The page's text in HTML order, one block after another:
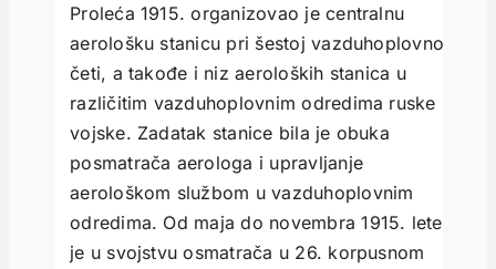
Proleća 1915. organizovao je centralnu
aerološku stanicu pri šestoj vazduhoplovnoj
četi, a takođe i niz aeroloških stanica u
različitim vazduhoplovnim odredima ruske
vojske. Zadatak stanice bila je obuka
posmatrača aerologa i upravljanje
aerološkom službom u vazduhoplovnim
odredima. Od maja do novembra 1915. leteo
je u svojstvu osmatrača u 26. korpusnom